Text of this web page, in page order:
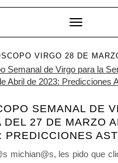
Toggle
VIRGO 28 DE
SEMANAL DE
DEL 27 DE MARZO
PREDICCIONES
michian@s, les pido que